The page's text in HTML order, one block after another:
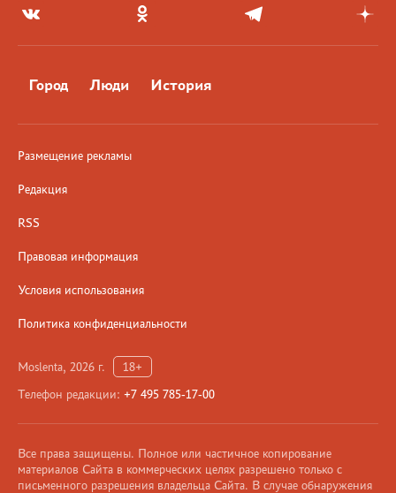
Город Люди История
Размещение рекламы
Редакция
RSS
Правовая информация
Условия использования
Политика конфиденциальности
Moslenta, 2026 г.
18+
Телефон редакции: +7 495 785-17-00
Все права защищены. Полное или частичное копирование
материалов Сайта в коммерческих целях разрешено только с
письменного разрешения владельца Сайта. В случае обнаружения